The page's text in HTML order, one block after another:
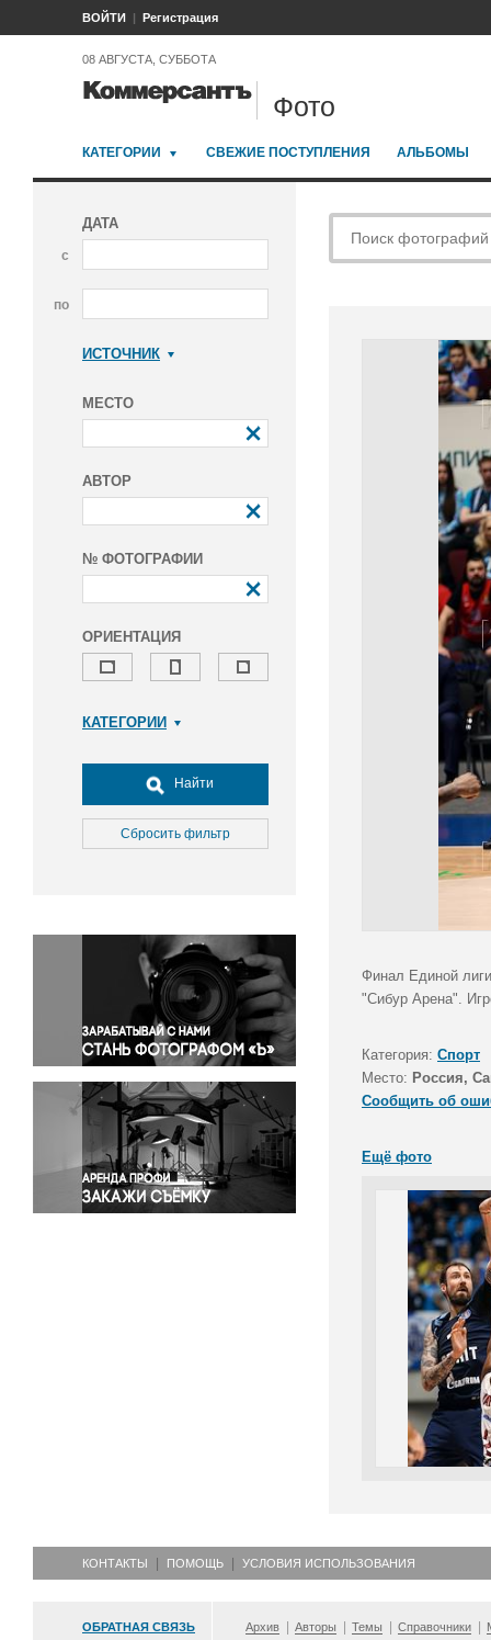
ВОЙТИ Регистрация
08 АВГУСТА, СУББОТА
Фото
КАТЕГОРИИ СВЕЖИЕ ПОСТУПЛЕНИЯ АЛЬБОМЫ
ДАТА
с
по
ИСТОЧНИК
МЕСТО
АВТОР
№ ФОТОГРАФИИ
ОРИЕНТАЦИЯ
КАТЕГОРИИ
Досуг, туризм и отдых
Культура
Медицина
Окружающая среда
Политика
Правосудие
Происшествия и конфликты
Религия
Светская жизнь
Спорт
Экология
Экономика и бизнес
Найти
Сбросить фильтр
Финал Единой
"Сибур Арена".
Категория: Спорт
Место: Россия,
Сообщить об
Ещё фото
КОНТАКТЫ ПОМОЩЬ УСЛОВИЯ ИСПОЛЬЗОВАНИЯ
ОБРАТНАЯ СВЯЗЬ Архив Авторы Темы Справочники